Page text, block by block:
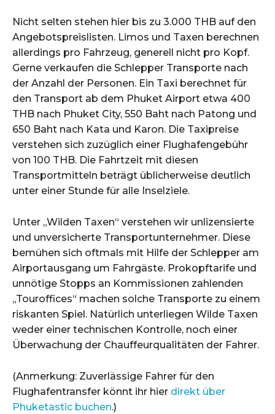
Nicht selten stehen hier bis zu 3.000 THB auf den
Angebotspreislisten. Limos und Taxen berechnen
allerdings pro Fahrzeug, generell nicht pro Kopf.
Gerne verkaufen die Schlepper Transporte nach
der Anzahl der Personen. Ein Taxi berechnet für
den Transport ab dem Phuket Airport etwa 400
THB nach Phuket City, 550 Baht nach Patong und
650 Baht nach Kata und Karon. Die Taxipreise
verstehen sich zuzüglich einer Flughafengebühr
von 100 THB. Die Fahrtzeit mit diesen
Transportmitteln beträgt üblicherweise deutlich
unter einer Stunde für alle Inselziele.
Unter „Wilden Taxen“ verstehen wir unlizensierte
und unversicherte Transportunternehmer. Diese
bemühen sich oftmals mit Hilfe der Schlepper am
Airportausgang um Fahrgäste. Prokopftarife und
unnötige Stopps an Kommissionen zahlenden
„Touroffices“ machen solche Transporte zu einem
riskanten Spiel. Natürlich unterliegen Wilde Taxen
weder einer technischen Kontrolle, noch einer
Überwachung der Chauffeurqualitäten der Fahrer.
(Anmerkung: Zuverlässige Fahrer für den
Flughafentransfer könnt ihr hier direkt über
Phuketastic buchen.)